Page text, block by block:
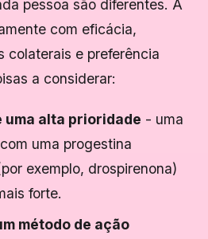
pessoa são diferentes. A
com eficácia,
colaterais e preferência
a considerar:
uma alta prioridade - uma
uma progestina
exemplo, drospirenona)
forte.
método de ação